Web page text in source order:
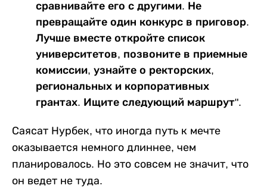
сравнивайте его с другими. Не
превращайте один конкурс в приговор.
Лучше вместе откройте список
университетов, позвоните в приемные
комиссии, узнайте о ректорских,
региональных и корпоративных
грантах. Ищите следующий маршрут".
Саясат Нурбек, что иногда путь к мечте
оказывается немного длиннее, чем
планировалось. Но это совсем не значит, что
он ведет не туда.